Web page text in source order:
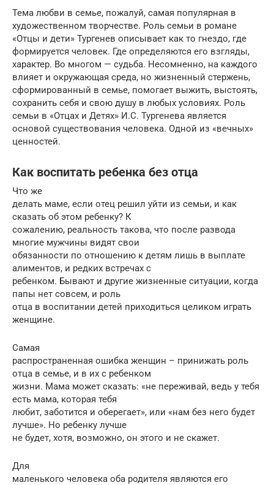
Тема любви в семье, пожалуй, самая популярная в
художественном творчестве. Роль семьи в романе
«Отцы и дети» Тургенев описывает как то гнездо, где
формируется человек. Где определяются его взгляды,
характер. Во многом — судьба. Несомненно, на каждого
влияет и окружающая среда, но жизненный стержень,
сформированный в семье, помогает выжить, выстоять,
сохранить себя и свою душу в любых условиях. Роль
семьи в «Отцах и Детях» И.С. Тургенева является
основой существования человека. Одной из «вечных»
ценностей.
Как воспитать ребенка без отца
Что же
делать маме, если отец решил уйти из семьи, и как
сказать об этом ребенку? К
сожалению, реальность такова, что после развода
многие мужчины видят свои
обязанности по отношению к детям лишь в выплате
алиментов, и редких встречах с
ребенком. Бывают и другие жизненные ситуации, когда
папы нет совсем, и роль
отца в воспитании детей приходиться целиком играть
женщине.
Самая
распространенная ошибка женщин – принижать роль
отца в семье, и в их с ребенком
жизни. Мама может сказать: «не переживай, ведь у тебя
есть мама, которая тебя
любит, заботится и оберегает», или «нам без него будет
лучше». Но ребенку лучше
не будет, хотя, возможно, он этого и не скажет.
Для
маленького человека оба родителя являются его